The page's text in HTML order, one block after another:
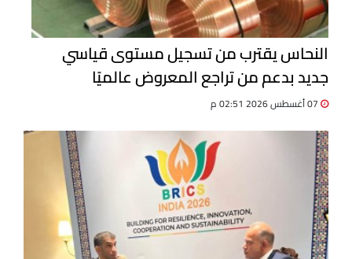
النحاس يقترب من تسجيل مستوى قياسي
جديد بدعم من تراجع المعروض عالميًا